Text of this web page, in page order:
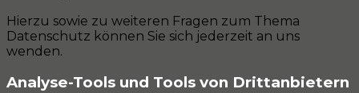
Hierzu sowie zu weiteren Fragen zum Thema
Datenschutz können Sie sich jederzeit an uns
wenden.
Analyse-Tools und Tools von Dritt­anbietern